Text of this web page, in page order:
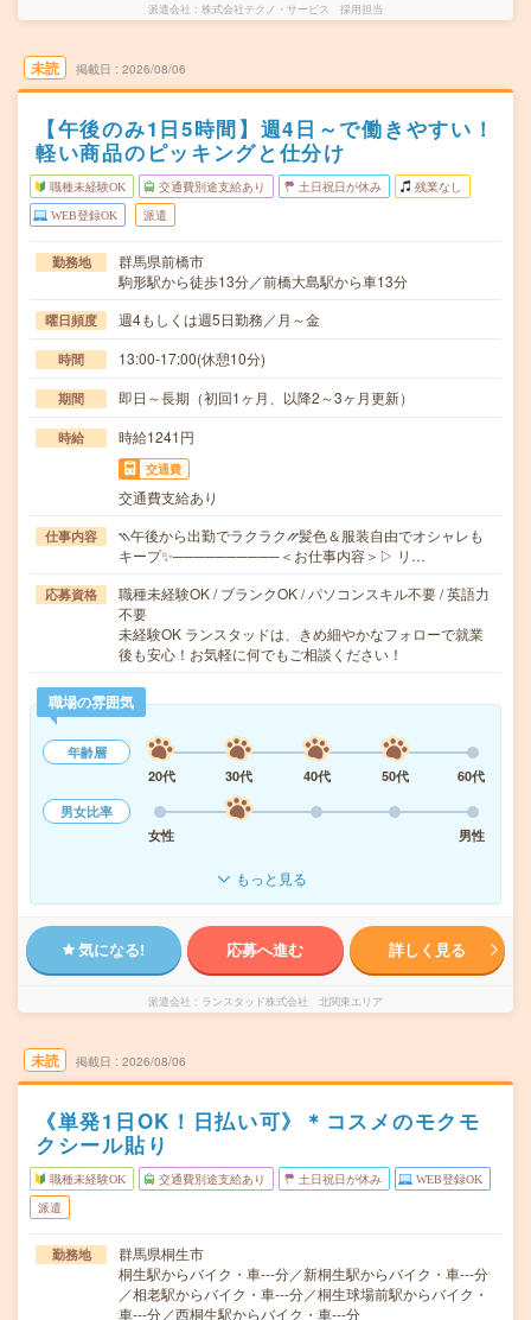
派遣会社 株式会社テクノ・サービス 採用担当
未読 掲載日 2026/08/06
【午後のみ1日5時間】週4日～で働きやすい！
軽い商品のピッキングと仕分け
職種未経験OK 交通費別途支給あり 土日祝日が休み 残業なし
WEB登録OK 派遣
勤務地
群馬県前橋市
駒形駅から徒歩13分／前橋大島駅から車13分
曜日頻度 週4もしくは週5日勤務／月～金
時間 13:00-17:00(休憩10分)
期間 即日～長期（初回1ヶ月、以降2～3ヶ月更新）
時給 時給1241円
交通費
交通費支給あり
仕事内容
⳹午後から出勤でラクラク⳼髪色＆服装自由でオシャレも
キープ✨──────────＜お仕事内容＞▷ リ…
応募資格
職種未経験OK / ブランクOK / パソコンスキル不要 / 英語力
不要
未経験OK ランスタッドは、きめ細やかなフォローで就業
後も安心！お気軽に何でもご相談ください！
職場の雰囲気
年齢層
20代
30代 40代 50代
60代
男女比率
女性
男性
もっと見る
気になる! 応募へ進む 詳しく見る
派遣会社 ランスタッド株式会社 北関東エリア
未読 掲載日 2026/08/06
《単発1日OK！日払い可》＊コスメのモクモ
クシール貼り
職種未経験OK 交通費別途支給あり 土日祝日が休み WEB登録OK
派遣
勤務地
群馬県桐生市
桐生駅からバイク・車---分／新桐生駅からバイク・車---分
／相老駅からバイク・車---分／桐生球場前駅からバイク・
車---分／西桐生駅からバイク・車---分